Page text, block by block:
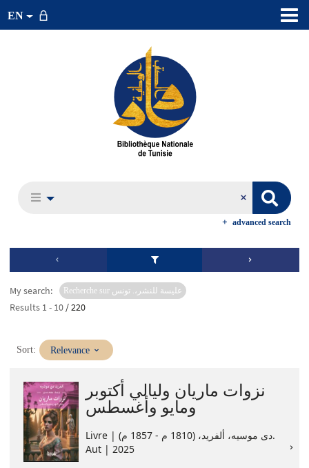
EN
advanced search
My search: Recherche sur عليسة للنشر،. تونس
Results 1 - 10 / 220
Sort: (Immediate
update)
Relevance
نزوات ماريان وليالي أكتوبر
ومايو وأغسطس
Livre | دى موسيه، ألفريد، (1810 م - 1857 م).
Aut | 2025